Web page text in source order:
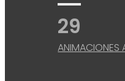
29
ANIMACIONES